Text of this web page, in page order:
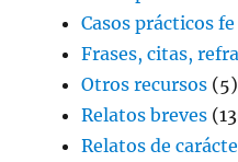
Casos prácticos
Frases, citas,
Otros recursos (5)
Relatos breves
Relatos de